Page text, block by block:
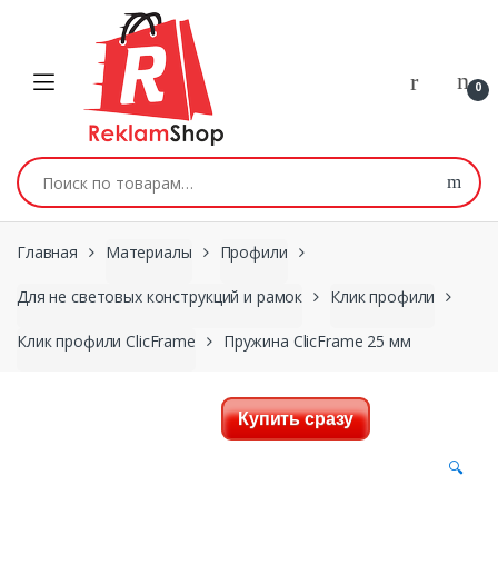
Перейти к навигации
0
Искать:
Главная Материалы Профили
Для не световых конструкций и рамок Клик профили
Клик профили ClicFrame Пружина ClicFrame 25 мм
Купить сразу
🔍